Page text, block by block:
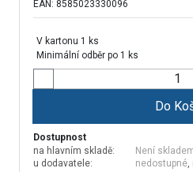
EAN: 8585023330096
V kartonu 1 ks
Minimální odběr po 1 ks
Do
Dostupnost
na hlavním skladě:
Není
u dodavatele:
nedostupné,